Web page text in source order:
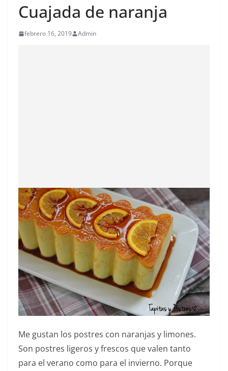
Cuajada de naranja
febrero 16, 2019 Admin
Me gustan los postres con naranjas y limones.
Son postres ligeros y frescos que valen tanto
para el verano como para el invierno. Porque